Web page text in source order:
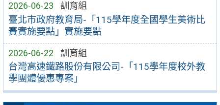
2026-06-23 訓育組
臺北市政府教育局-「115學年度全國學生美術比
賽實施要點」實施要點
2026-06-22 訓育組
台灣高速鐵路股份有限公司-「115學年度校外教
學團體優惠專案」